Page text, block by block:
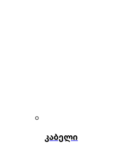
კაბელი